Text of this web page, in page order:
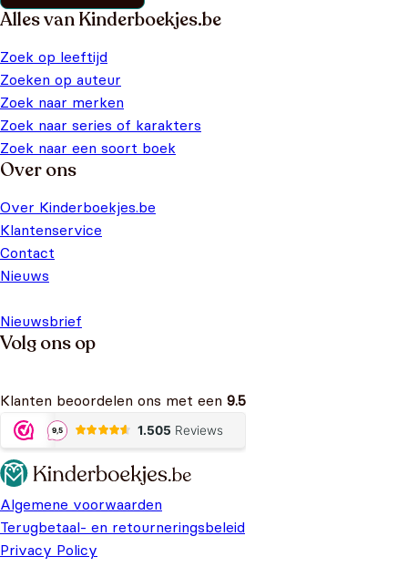
Alles van Kinderboekjes.be
Zoek op leeftijd
Zoeken op auteur
Zoek naar merken
Zoek naar series of karakters
Zoek naar een soort boek
Over ons
Over Kinderboekjes.be
Klantenservice
Contact
Nieuws
Nieuwsbrief
Volg ons op
Klanten beoordelen ons met een 9.5
Algemene voorwaarden
Terugbetaal- en retourneringsbeleid
Privacy Policy